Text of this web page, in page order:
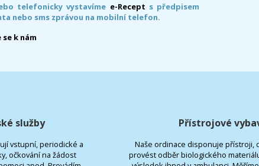
telefonicky vystavíme e-Recept s předpisem
nebo sms zprávou na mobilní telefon.
k nám
služby
vstupní, periodické a
očkování na žádost
Přístrojové
Naše ordinace disponuje přístroji,
provést odběr biologického